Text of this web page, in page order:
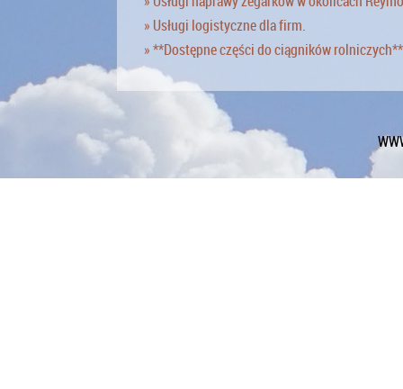
» Usługi logistyczne dla firm.
» **Dostępne części do ciągników rolniczych**